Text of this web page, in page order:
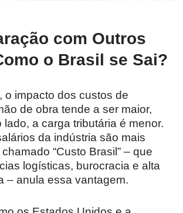
com Outros
o Brasil se Sai?
o impacto dos custos de
de obra tende a ser maior,
lado, a carga tributária é menor.
da indústria são mais
“Custo Brasil” – que
logísticas, burocracia e alta
– anula essa vantagem.